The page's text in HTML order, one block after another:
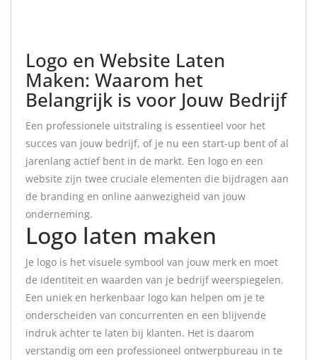
Logo en Website Laten
Maken: Waarom het
Belangrijk is voor Jouw Bedrijf
Een professionele uitstraling is essentieel voor het
succes van jouw bedrijf, of je nu een start-up bent of al
jarenlang actief bent in de markt. Een logo en een
website zijn twee cruciale elementen die bijdragen aan
de branding en online aanwezigheid van jouw
onderneming.
Logo laten maken
Je logo is het visuele symbool van jouw merk en moet
de identiteit en waarden van je bedrijf weerspiegelen.
Een uniek en herkenbaar logo kan helpen om je te
onderscheiden van concurrenten en een blijvende
indruk achter te laten bij klanten. Het is daarom
verstandig om een professioneel ontwerpbureau in te